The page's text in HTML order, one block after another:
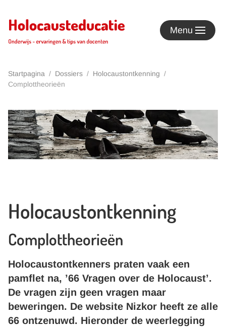
Terug naar hoofdinhoud Menu
Startpagina Dossiers
Holocaustontkenning
Complottheorieën
Holocaustontkenning
Complottheorieën
Holocaustontkenners praten vaak een
pamflet na, ’66 Vragen over de Holocaust’.
De vragen zijn geen vragen maar
beweringen. De website Nizkor heeft ze alle
66 ontzenuwd. Hieronder de weerlegging